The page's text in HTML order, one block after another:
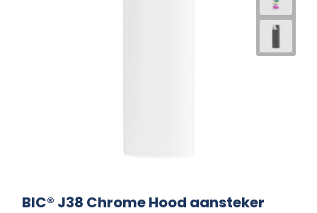
BIC® J38 Chrome Hood aansteker